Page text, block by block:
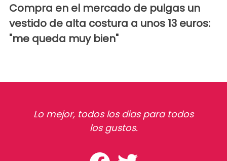
Compra en el mercado de pulgas un
vestido de alta costura a unos 13 euros:
"me queda muy bien"
Lo mejor, todos los dias para todos
los gustos.